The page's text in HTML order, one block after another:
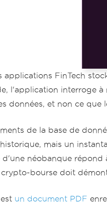
applications FinTech
l'application interroge
données, et non ce que
de la base de
mais un
néobanque
bourse doit
un document PDF